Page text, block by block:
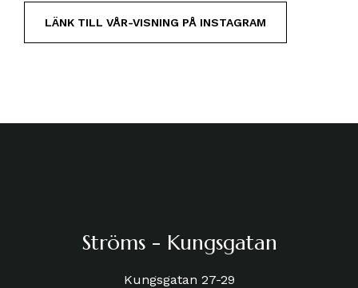
LÄNK TILL VÅR-VISNING PÅ INSTAGRAM
Ströms - Kungsgatan
Kungsgatan 27-29